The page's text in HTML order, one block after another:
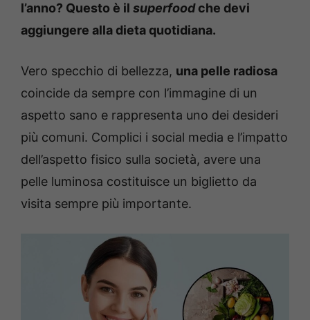
l’anno? Questo è il superfoodche devi
aggiungere alla dieta quotidiana.
Vero specchio di bellezza, una pelle radiosa
coincide da sempre con l’immagine di un
aspetto sano e rappresenta uno dei desideri
più comuni. Complici i social media e l’impatto
dell’aspetto fisico sulla società, avere una
pelle luminosa costituisce un biglietto da
visita sempre più importante.